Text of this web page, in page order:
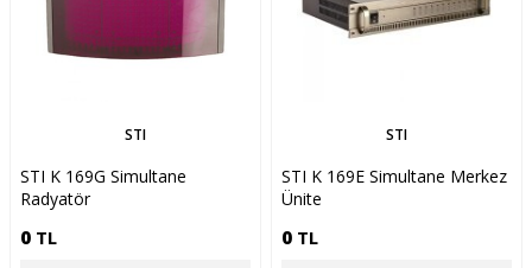
STI
STI K 169G Simultane
Radyatör
0 TL
STI
STI K 169E Simultane Merkez
Ünite
0 TL